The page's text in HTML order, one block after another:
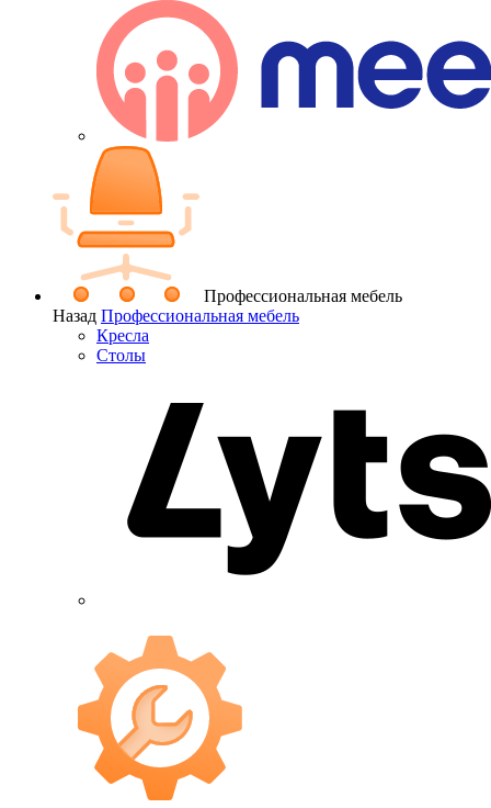
Профессиональная мебель
Назад Профессиональная мебель
Кресла
Столы